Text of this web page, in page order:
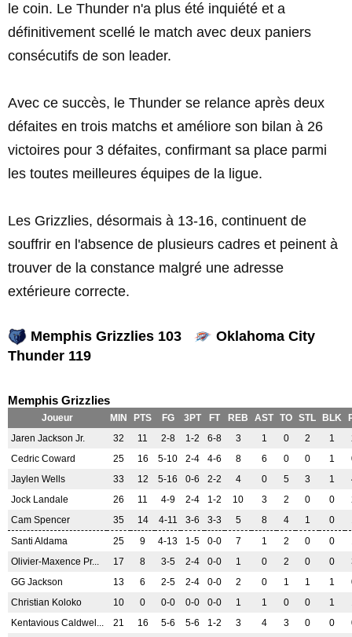
le coin. Le Thunder n'a plus été inquiété et a
définitivement scellé le match avec deux paniers
consécutifs de son leader.
Avec ce succès, le Thunder se relance après deux
défaites en trois matchs et améliore son bilan à 26
victoires pour 3 défaites, confirmant sa place parmi
les toutes meilleures équipes de la ligue.
Les Grizzlies, désormais à 13-16, continuent de
souffrir en l'absence de plusieurs cadres et peinent à
trouver de la constance malgré une adresse
extérieure correcte.
Memphis Grizzlies 103
Oklahoma City
Thunder 119
Memphis Grizzlies
Joueur MIN PTS FG 3PT FT REB AST TO STL BLK
Jaren Jackson Jr.
32 11 2-8 1-2 6-8 3 1 0 2 1
Cedric Coward
25 16 5-10 2-4 4-6 8 6 0 0 1
Jaylen Wells
33 12 5-16 0-6 2-2 4 0 5 3 1
Jock Landale
26 11 4-9 2-4 1-2 10 3 2 0 0
Cam Spencer
35 14 4-11 3-6 3-3 5 8 4 1 0
Santi Aldama
25 9 4-13 1-5 0-0 7 1 2 0 0
Olivier-Maxence Pr...
17 8 3-5 2-4 0-0 1 0 2 0 0
GG Jackson
13 6 2-5 2-4 0-0 2 0 1 1 1
Christian Koloko
10 0 0-0 0-0 0-0 1 1 0 0 1
Kentavious Caldwel...
21 16 5-6 5-6 1-2 3 4 3 0 0